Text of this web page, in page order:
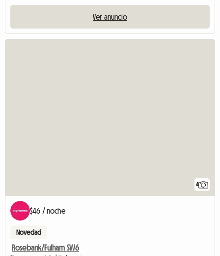
Ver anuncio
4
$46 / noche
Novedad
Rosebank/Fulham SW6